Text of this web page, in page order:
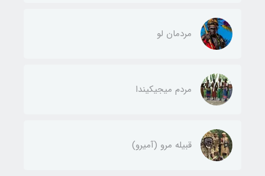
مردمان لو
مردم میجیکیندا
قبیله مرو (آمیرو)